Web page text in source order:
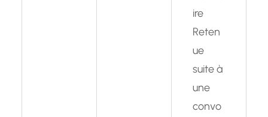
ire
Reten
ue
suite à
une
convo